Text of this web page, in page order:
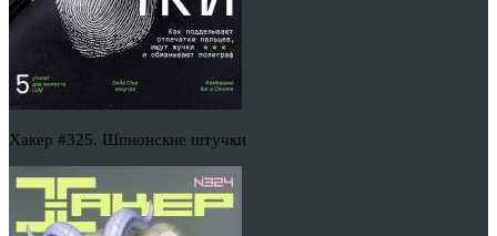
Хакер #325. Шпионские штучки